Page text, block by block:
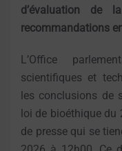
d’évaluation de
recommandations
L’Office
scientifiques et
les conclusions de
loi de bioéthique du
de presse qui se